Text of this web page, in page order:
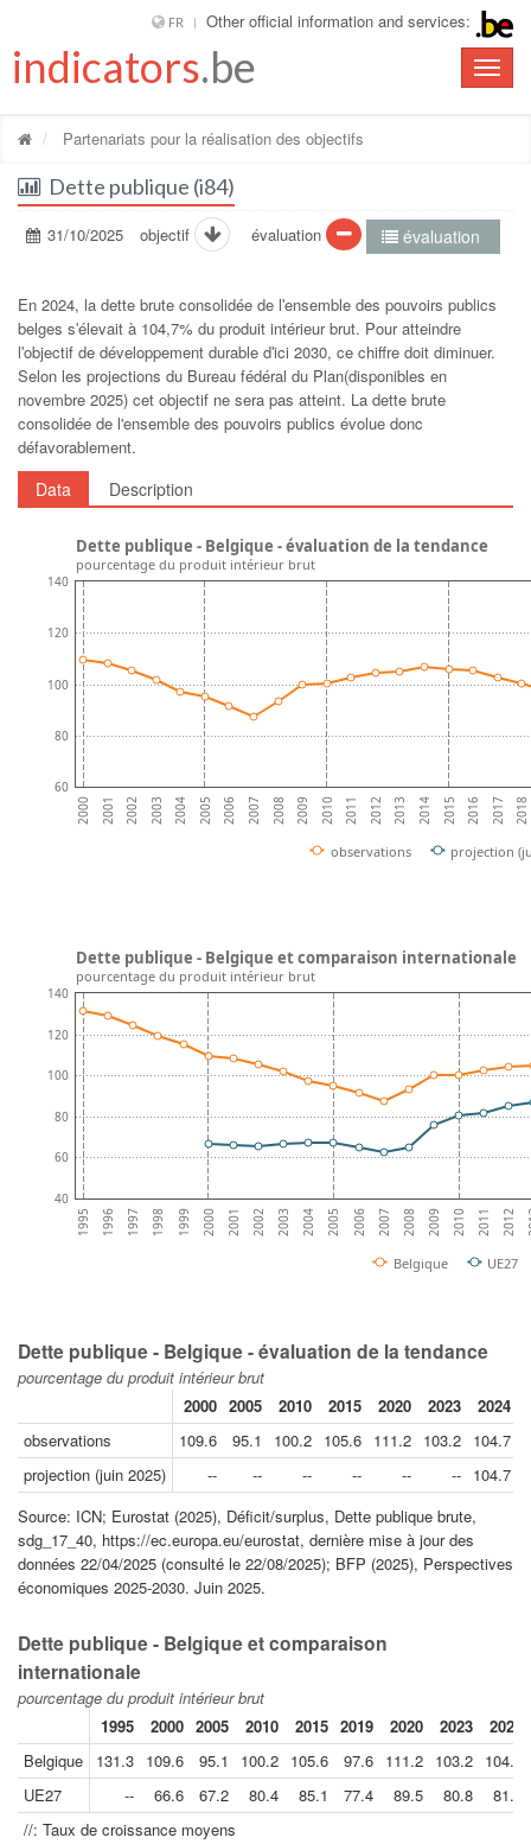
FR Other official information and services:
Toggle
indicators.be
Partenariats pour la réalisation des objectifs
Dette publique (i84)
31/10/2025 objectif évaluation évaluation
En 2024, la dette brute consolidée de lʹensemble des pouvoirs publics
belges sʹélevait à 104,7% du produit intérieur brut. Pour atteindre
lʹobjectif de développement durable dʹici 2030, ce chiffre doit diminuer.
Selon les projections du Bureau fédéral du Plan(disponibles en
novembre 2025) cet objectif ne sera pas atteint. La dette brute
consolidée de l'ensemble des pouvoirs publics évolue donc
défavorablement.
Data Description
2000 2001 2002 2003 2004 2005 2006 2007 2008 2009 2010 2011 2012 2013 2014 2015 2016 2017 2018
60
80
100
120
140
observations projection
Dette publique - Belgique - évaluation de la tendance
pourcentage du produit intérieur brut
1995 1996 1997 1998 1999 2000 2001 2002 2003 2004 2005 2006 2007 2008 2009 2010 2011 2012
40
60
80
100
120
140
Belgique UE27
Dette publique - Belgique et comparaison internationale
pourcentage du produit intérieur brut
Dette publique - Belgique - évaluation de la tendance
pourcentage du produit intérieur brut
2000 2005 2010 2015 2020 2023 2024
observations
109.6 95.1 100.2 105.6 111.2 103.2 104.7
projection (juin 2025)
-- -- -- -- -- -- 104.7
Source: ICN; Eurostat (2025), Déficit/surplus, Dette publique brute,
sdg_17_40, https://ec.europa.eu/eurostat, dernière mise à jour des
données 22/04/2025 (consulté le 22/08/2025); BFP (2025), Perspectives
économiques 2025-2030. Juin 2025.
Dette publique - Belgique et comparaison
internationale
pourcentage du produit intérieur brut
1995
2000 2005 2010 2015 2019 2020 2023
2024
Belgique
131.3 109.6 95.1 100.2 105.6 97.6 111.2 103.2 104.7
UE27
-- 66.6 67.2 80.4 85.1 77.4 89.5 80.8
81.0
//: Taux de croissance moyens